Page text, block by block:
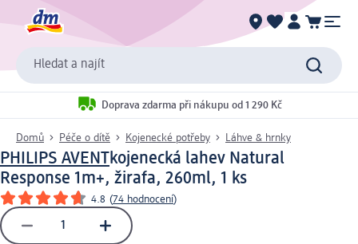
Hledat a najít
Doprava zdarma při nákupu od 1 290 Kč
Domů Péče o dítě Kojenecké potřeby Láhve & hrnky
PHILIPS AVENTkojenecká lahev Natural
Response 1m+, žirafa, 260ml, 1 ks
4.8 (74 hodnocení)